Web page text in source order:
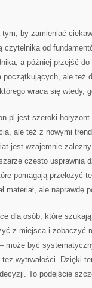
tym, by zamieniać
czytelnika od
a później przejść do
ale też
wraca się wtedy,
jest szeroki
ale też z nowymi
jest wzajemnie
często usprawnia
pomagają przełożyć
materiał, ale naprawdę
dla osób, które
z miejsca i zobaczyć
może być
wytrwałości. Dzięki
To podejście